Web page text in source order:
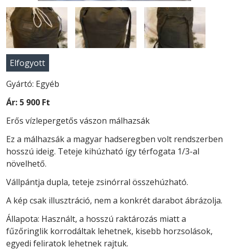
Elfogyott
Gyártó: Egyéb
Ár: 5 900 Ft
Erős vízlepergetős vászon málhazsák
Ez a málhazsák a magyar hadseregben volt rendszerben
hosszú ideig. Teteje kihúzható így térfogata 1/3-al
növelhető.
Vállpántja dupla, teteje zsinórral összehúzható.
A kép csak illusztráció, nem a konkrét darabot ábrázolja.
Állapota: Használt, a hosszú raktározás miatt a
fűzőringlik korrodáltak lehetnek, kisebb horzsolások,
egyedi feliratok lehetnek rajtuk.